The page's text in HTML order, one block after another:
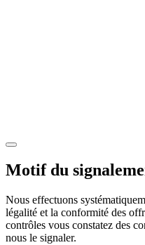
Motif du
Nous effectuons
légalité et la conformité des
contrôles vous constatez des
nous le signaler.